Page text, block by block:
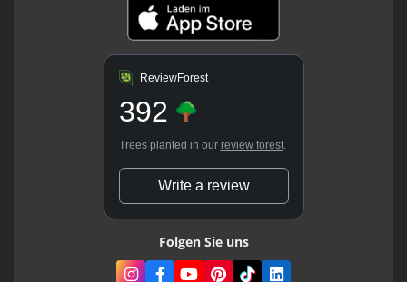
ReviewForest
392
Trees planted in our review forest.
Write a review
Folgen Sie uns